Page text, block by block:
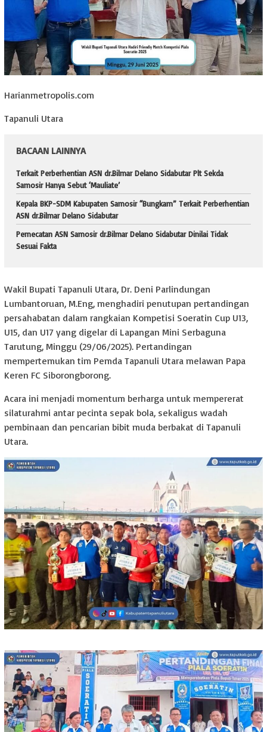
Harianmetropolis.com
Tapanuli Utara
BACAAN LAINNYA
Terkait Perberhentian ASN dr.Bilmar Delano Sidabutar Plt Sekda
Samosir Hanya Sebut ‘Mauliate’
Kepala BKP-SDM Kabupaten Samosir “Bungkam” Terkait Perberhentian
ASN dr.Bilmar Delano Sidabutar
Pemecatan ASN Samosir dr.Bilmar Delano Sidabutar Dinilai Tidak
Sesuai Fakta
Wakil Bupati Tapanuli Utara, Dr. Deni Parlindungan
Lumbantoruan, M.Eng, menghadiri penutupan pertandingan
persahabatan dalam rangkaian Kompetisi Soeratin Cup U13,
U15, dan U17 yang digelar di Lapangan Mini Serbaguna
Tarutung, Minggu (29/06/2025). Pertandingan
mempertemukan tim Pemda Tapanuli Utara melawan Papa
Keren FC Siborongborong.
Acara ini menjadi momentum berharga untuk mempererat
silaturahmi antar pecinta sepak bola, sekaligus wadah
pembinaan dan pencarian bibit muda berbakat di Tapanuli
Utara.